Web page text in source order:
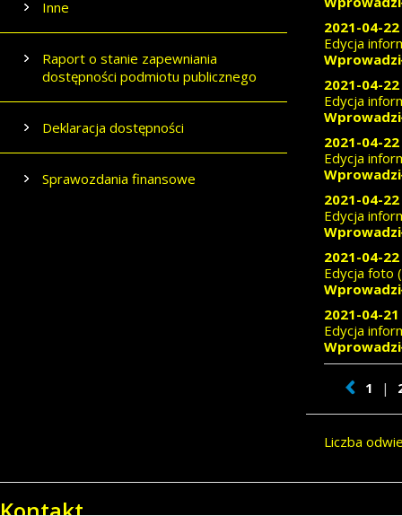
Inne
Raport o stanie zapewniania
dostępności podmiotu publicznego
Deklaracja dostępności
Sprawozdania finansowe
2021-04-
Edycja
2021-04-
Edycja
2021-04-
Edycja
2021-04-
Edycja
2021-04-
Edycja foto
2021-04-
Edycja
1 |
Liczba